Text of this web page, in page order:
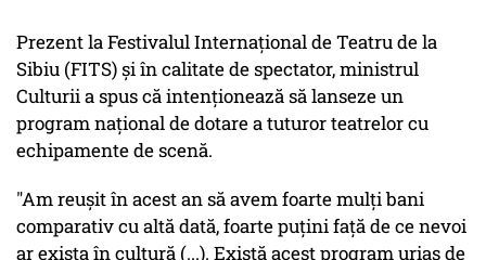
Prezent la Festivalul Internaţional de Teatru de la
Sibiu (FITS) şi în calitate de spectator, ministrul
Culturii a spus că intenţionează să lanseze un
program naţional de dotare a tuturor teatrelor cu
echipamente de scenă.
"Am reuşit în acest an să avem foarte mulţi bani
comparativ cu altă dată, foarte puţini faţă de ce nevoi
ar exista în cultură (...). Există acest program uriaş de